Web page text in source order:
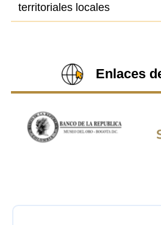
territoriales locales
Enlaces